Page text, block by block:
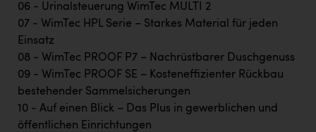
TCL
TGW Logistics
TRAILOMAT & Cycling Austria
Vier Diamanten
06 - Urinalsteuerung WimTec MULTI 2
07 - WimTec HPL Serie – Starkes Material für jeden
Einsatz
08 - WimTec PROOF P7 – Nachrüstbarer Duschgenuss
09 - WimTec PROOF SE – Kosteneffizienter Rückbau
bestehender Sammelsicherungen
10 - Auf einen Blick – Das Plus in gewerblichen und
öffentlichen Einrichtungen